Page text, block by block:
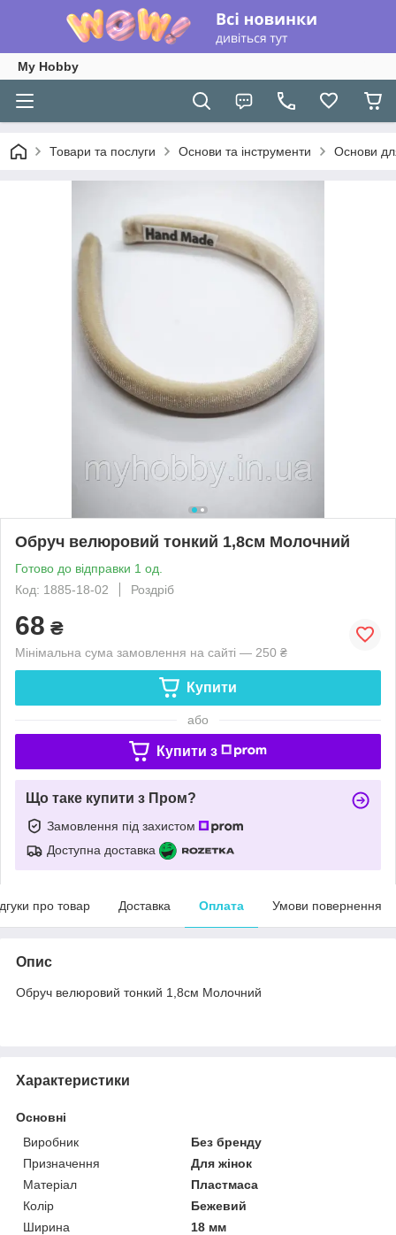
My Hobby
Товари та послуги Основи та інструменти Основи
Обруч велюровий тонкий 1,8см Молочний
Готово до відправки 1 од.
Код: 1885-18-02
Роздріб
68 ₴
Мінімальна сума замовлення на сайті — 250 ₴
Купити
або
Купити з
Що таке купити з Пром?
Замовлення під захистом
Доступна доставка
про товар Доставка Оплата Умови повернення
Опис
Обруч велюровий тонкий 1,8см Молочний
Характеристики
Основні
Виробник
Без бренду
Призначення
Для жінок
Матеріал
Пластмаса
Колір
Бежевий
Ширина
18 мм